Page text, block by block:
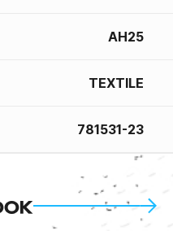
AH25
TEXTILE
781531-23